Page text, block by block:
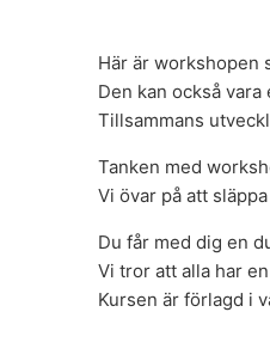
Här är workshopen
Den kan också
Tillsammans
Tanken med
Vi övar på att
Du får med dig en
Vi tror att alla har
Kursen är förlagd i